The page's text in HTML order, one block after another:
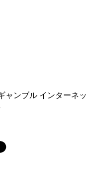
ャンブル インターネッ